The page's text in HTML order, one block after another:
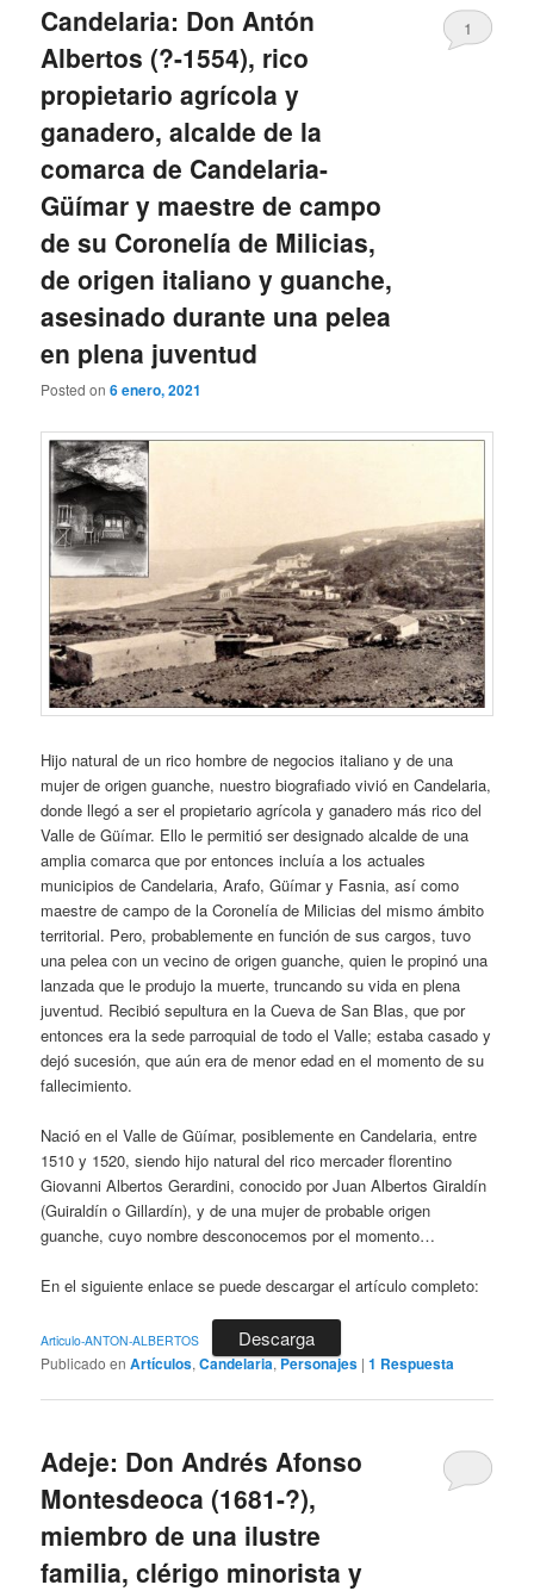
Candelaria: Don Antón
Albertos (?-1554), rico
propietario agrícola y
ganadero, alcalde de la
comarca de Candelaria-
Güímar y maestre de campo
de su Coronelía de Milicias,
de origen italiano y guanche,
asesinado durante una pelea
en plena juventud
Posted on6 enero, 2021
1
Hijo natural de un rico hombre de negocios italiano y de una
mujer de origen guanche, nuestro biografiado vivió en Candelaria,
donde llegó a ser el propietario agrícola y ganadero más rico del
Valle de Güímar. Ello le permitió ser designado alcalde de una
amplia comarca que por entonces incluía a los actuales
municipios de Candelaria, Arafo, Güímar y Fasnia, así como
maestre de campo de la Coronelía de Milicias del mismo ámbito
territorial. Pero, probablemente en función de sus cargos, tuvo
una pelea con un vecino de origen guanche, quien le propinó una
lanzada que le produjo la muerte, truncando su vida en plena
juventud. Recibió sepultura en la Cueva de San Blas, que por
entonces era la sede parroquial de todo el Valle; estaba casado y
dejó sucesión, que aún era de menor edad en el momento de su
fallecimiento.
Nació en el Valle de Güímar, posiblemente en Candelaria, entre
1510 y 1520, siendo hijo natural del rico mercader florentino
Giovanni Albertos Gerardini, conocido por Juan Albertos Giraldín
(Guiraldín o Gillardín), y de una mujer de probable origen
guanche, cuyo nombre desconocemos por el momento…
En el siguiente enlace se puede descargar el artículo completo:
Articulo-ANTON-ALBERTOS Descarga
Publicado en Artículos,Candelaria,Personajes |1 Respuesta
Adeje: Don Andrés Afonso
Montesdeoca (1681-?),
miembro de una ilustre
familia, clérigo minorista y